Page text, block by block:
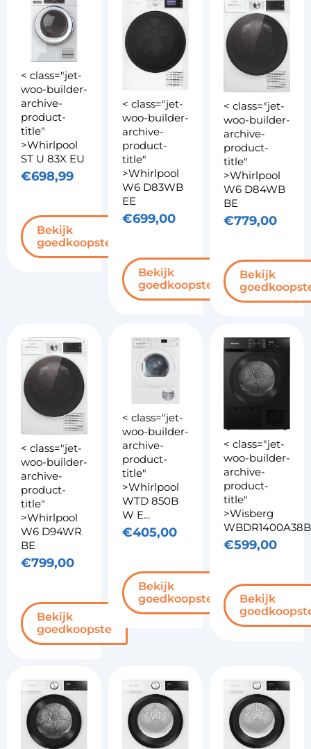
< class="jet-
woo-builder-
archive-
product-
title"
>Whirlpool
ST U 83X EU
€698,99
Bekijk
goedkoopste
< class="jet-
woo-builder-
archive-
product-
title"
>Whirlpool
W6 D83WB
EE
€699,00
Bekijk
goedkoopste
< class="jet-
woo-builder-
archive-
product-
title"
>Whirlpool
W6 D84WB
BE
€779,00
Bekijk
< class="jet-
woo-builder-
archive-
product-
title"
>Whirlpool
W6 D94WR
BE
€799,00
Bekijk
goedkoopste
< class="jet-
woo-builder-
archive-
product-
title"
>Whirlpool
WTD 850B
W E...
€405,00
Bekijk
goedkoopste
< class="jet-
woo-builder-
archive-
product-
title"
>Wisberg
€599,00
Bekijk